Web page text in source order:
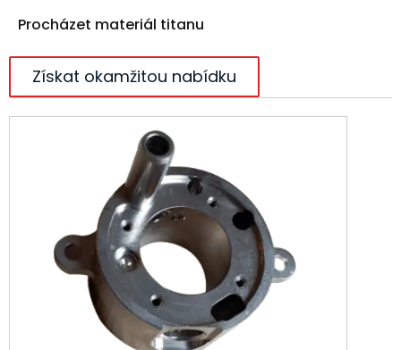
Procházet materiál titanu
Získat okamžitou nabídku